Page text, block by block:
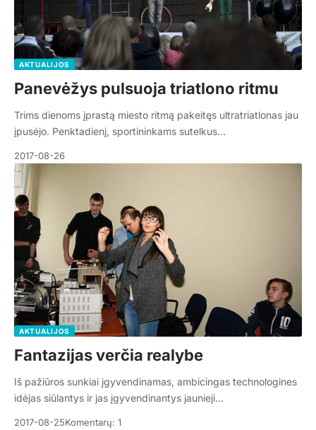
AKTUALIJOS
Panevėžys pulsuoja triatlono ritmu
Trims dienoms įprastą miesto ritmą pakeitęs ultratriatlonas jau
įpusėjo. Penktadienį, sportininkams sutelkus…
2017-08-26
AKTUALIJOS
Fantazijas verčia realybe
Iš pažiūros sunkiai įgyvendinamas, ambicingas technologines
idėjas siūlantys ir jas įgyvendinantys jaunieji…
2017-08-25Komentarų: 1